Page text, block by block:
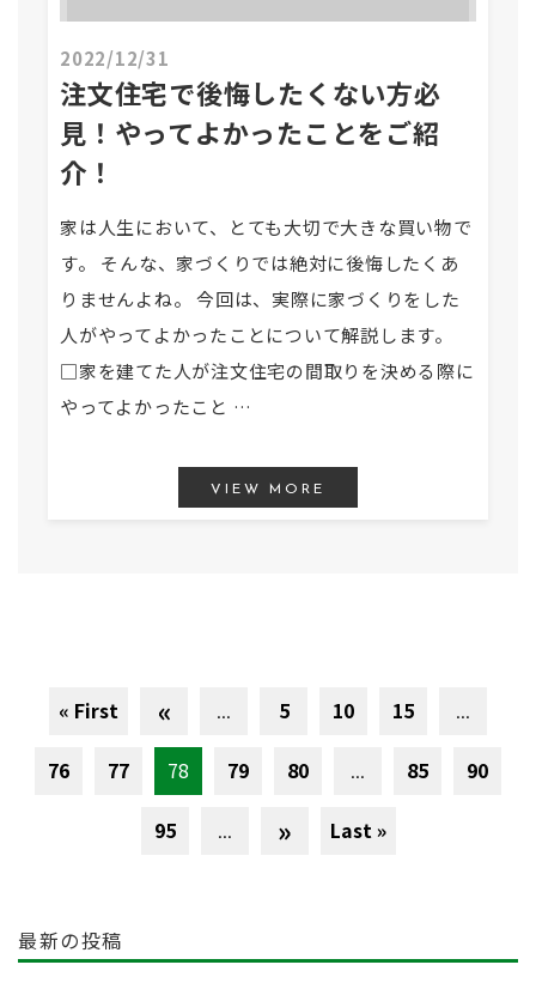
2022/12/31
注文住宅で後悔したくない方必
見！やってよかったことをご紹
介！
家は人生において、とても大切で大きな買い物で
す。 そんな、家づくりでは絶対に後悔したくあ
りませんよね。 今回は、実際に家づくりをした
人がやってよかったことについて解説します。
□家を建てた人が注文住宅の間取りを決める際に
やってよかったこと …
VIEW MORE
« First « ... 5 10 15 ...
76 77 78 79 80 ... 85 90
95 ... » Last »
最新の投稿